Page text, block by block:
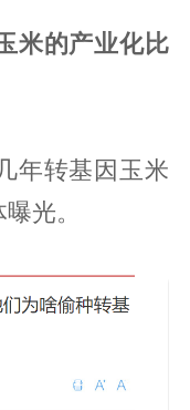
米的产业化比
年转基因玉米
光。